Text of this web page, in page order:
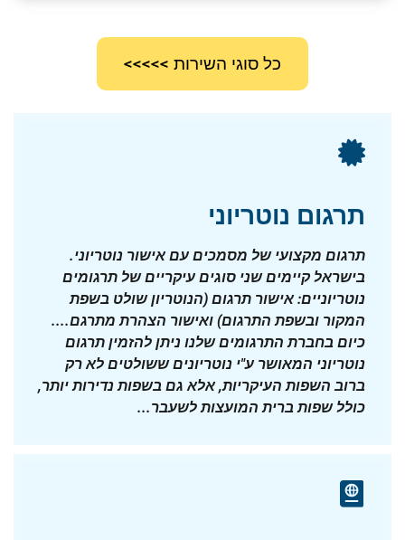
כל סוגי השירות >>>>>
תרגום נוטריוני
תרגום מקצועי של מסמכים עם אישור נוטריוני.
בישראל קיימים שני סוגים עיקריים של תרגומים
נוטריוניים: אישור תרגום (הנוטריון שולט בשפת
המקור ובשפת התרגום) ואישור הצהרת מתרגם....
כיום בחברת התרגומים שלנו ניתן להזמין תרגום
נוטריוני המאושר ע"י נוטריונים ששולטים לא רק
ברוב השפות העיקריות, אלא גם בשפות נדירות יותר,
כולל שפות ברית המועצות לשעבר...